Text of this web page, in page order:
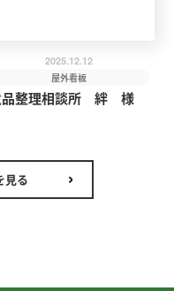
2025.12.12
屋外看板
品整理相談所 絆 様
見る